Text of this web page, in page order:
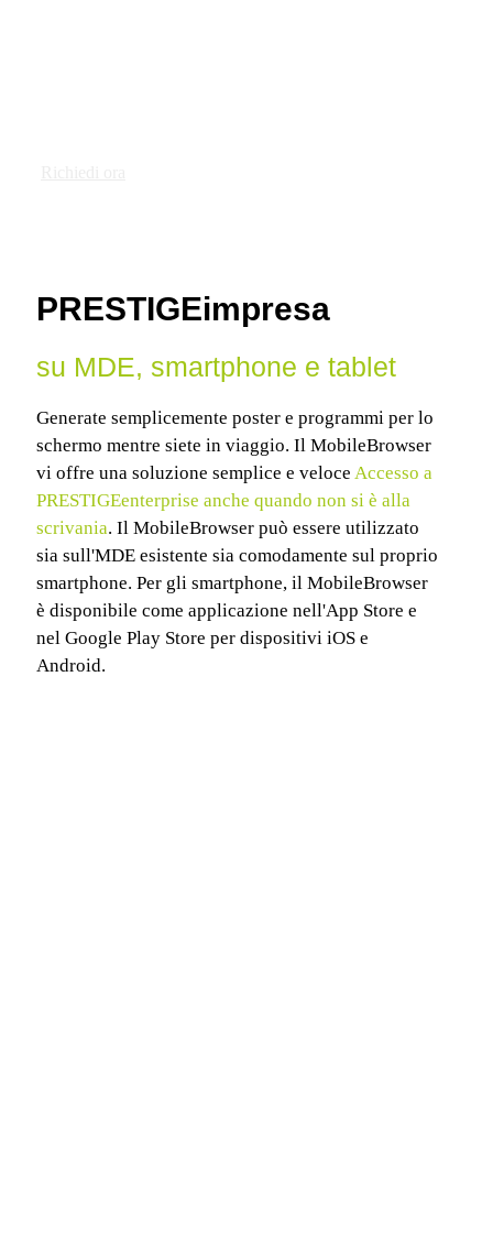
PRESTIGEimpresa
su MDE, smartphone e tablet
Generate semplicemente poster e programmi per lo
schermo mentre siete in viaggio. Il MobileBrowser
vi offre una soluzione semplice e veloce Accesso a
PRESTIGEenterprise anche quando non si è alla
scrivania. Il MobileBrowser può essere utilizzato
sia sull'MDE esistente sia comodamente sul proprio
smartphone. Per gli smartphone, il MobileBrowser
è disponibile come applicazione nell'App Store e
nel Google Play Store per dispositivi iOS e
Android.